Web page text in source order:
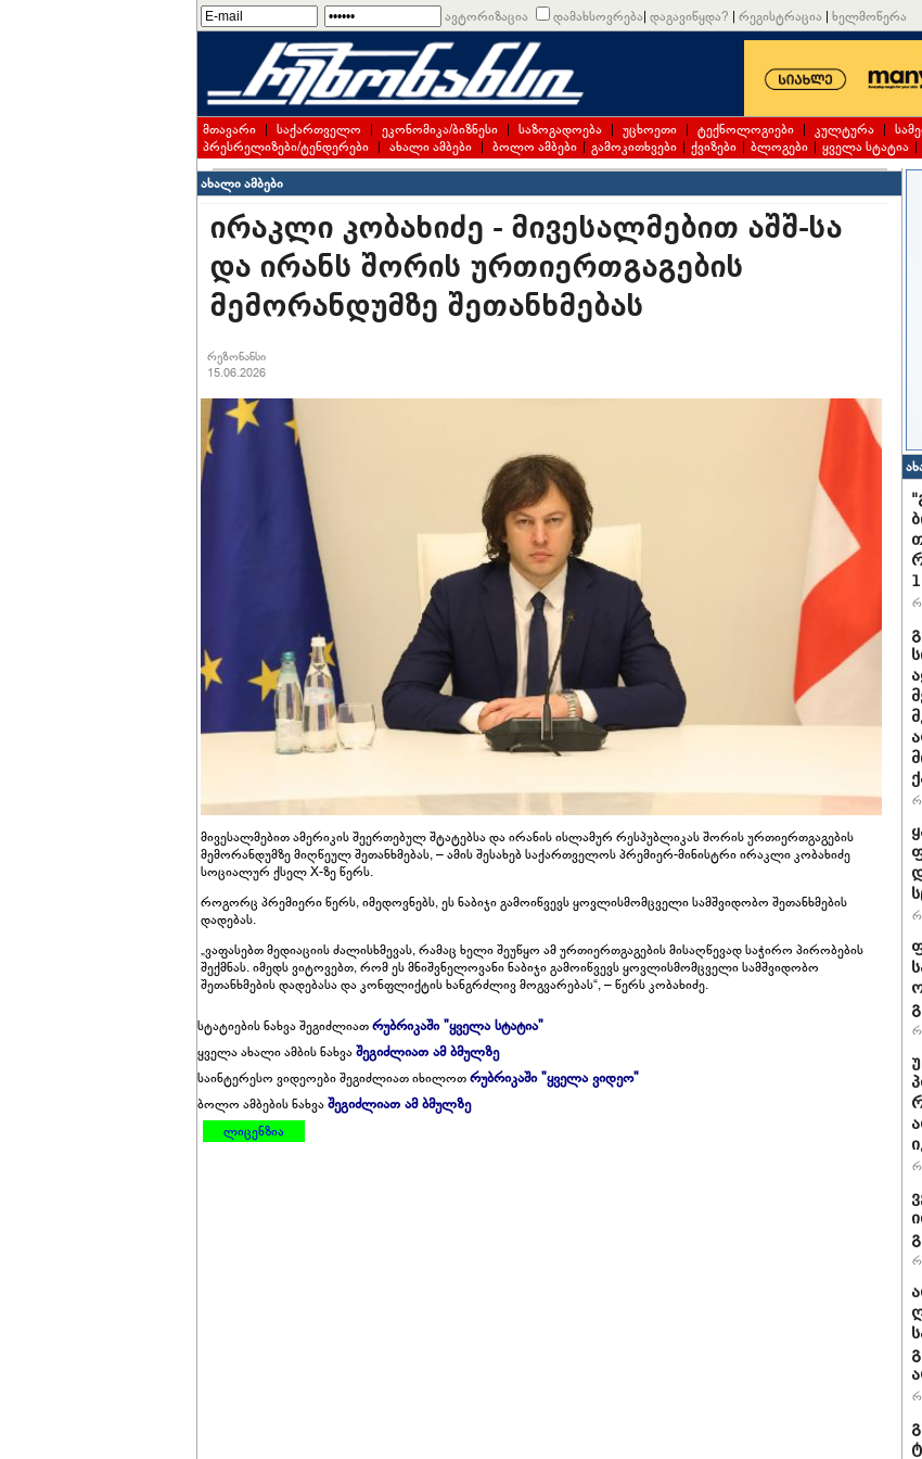
ავტორიზაცია დამახსოვრება| დაგავიწყდა? | რეგისტრაცია | ხელმოწერა
მთავარი | საქართველო | ეკონომიკა/ბიზნესი | საზოგადოება | უცხოეთი | ტექნოლოგიები | კულტურა |
პრესრელიზები/ტენდერები | ახალი ამბები | ბოლო ამბები | გამოკითხვები | ქვიზები | ბლოგები | ყველა სტატია |
ახალი ამბები
ირაკლი კობახიძე - მივესალმებით აშშ-სა
და ირანს შორის ურთიერთგაგების
მემორანდუმზე შეთანხმებას
რეზონანსი
15.06.2026
მივესალმებით ამერიკის შეერთებულ შტატებსა და ირანის ისლამურ რესპუბლიკას შორის ურთიერთგაგების
მემორანდუმზე მიღწეულ შეთანხმებას, – ამის შესახებ საქართველოს პრემიერ-მინისტრი ირაკლი კობახიძე
სოციალურ ქსელ X-ზე წერს.
როგორც პრემიერი წერს, იმედოვნებს, ეს ნაბიჯი გამოიწვევს ყოვლისმომცველი სამშვიდობო შეთანხმების
დადებას.
„ვაფასებთ მედიაციის ძალისხმევას, რამაც ხელი შეუწყო ამ ურთიერთგაგების მისაღწევად საჭირო პირობების
შექმნას. იმედს ვიტოვებთ, რომ ეს მნიშვნელოვანი ნაბიჯი გამოიწვევს ყოვლისმომცველი სამშვიდობო
შეთანხმების დადებასა და კონფლიქტის ხანგრძლივ მოგვარებას“, – წერს კობახიძე.
სტატიების ნახვა შეგიძლიათრუბრიკაში "ყველა სტატია"
ყველა ახალი ამბის ნახვაშეგიძლიათ ამ ბმულზე
საინტერესო ვიდეოები შეგიძლიათ იხილოთრუბრიკაში "ყველა ვიდეო"
ბოლო ამბების ნახვაშეგიძლიათ ამ ბმულზე
ლიცენზია